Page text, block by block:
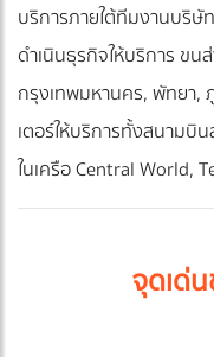
บริการภายใต้ทีมงานบริษั
ดำเนินธุรกิจให้บริการ ขน
กรุงเทพมหานคร, พัทยา,
เตอร์ให้บริการทั้งสนามบิ
ในเครือ Central World,
จุดเด่